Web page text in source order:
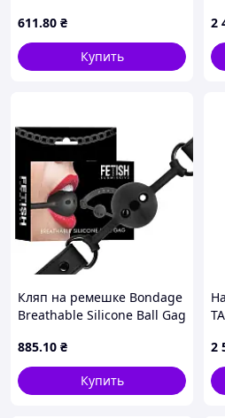
611.80 ₴
Купить
2
Кляп на ремешке Bondage
Breathable Silicone Ball Gag
885.10 ₴
Купить
2